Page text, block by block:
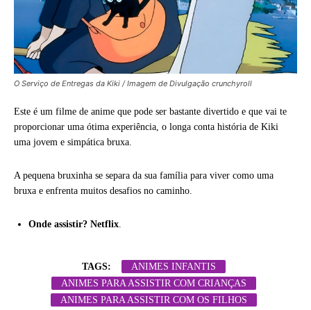
O Serviço de Entregas da Kiki / Imagem de Divulgação crunchyroll
Este é um filme de anime que pode ser bastante divertido e que vai te
proporcionar uma ótima experiência, o longa conta história de Kiki
uma jovem e simpática bruxa.
A pequena bruxinha se separa da sua família para viver como uma
bruxa e enfrenta muitos desafios no caminho.
Onde assistir? Netflix
TAGS:
ANIMES INFANTIS
ANIMES PARA ASSISTIR COM CRIANÇAS
ANIMES PARA ASSISTIR COM OS FILHOS